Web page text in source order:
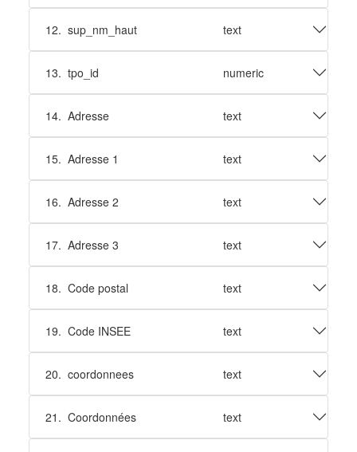
12. sup_nm_haut text
13. tpo_id numeric
14. Adresse text
15. Adresse 1 text
16. Adresse 2 text
17. Adresse 3 text
18. Code postal text
19. Code INSEE text
20. coordonnees text
21. Coordonnées text